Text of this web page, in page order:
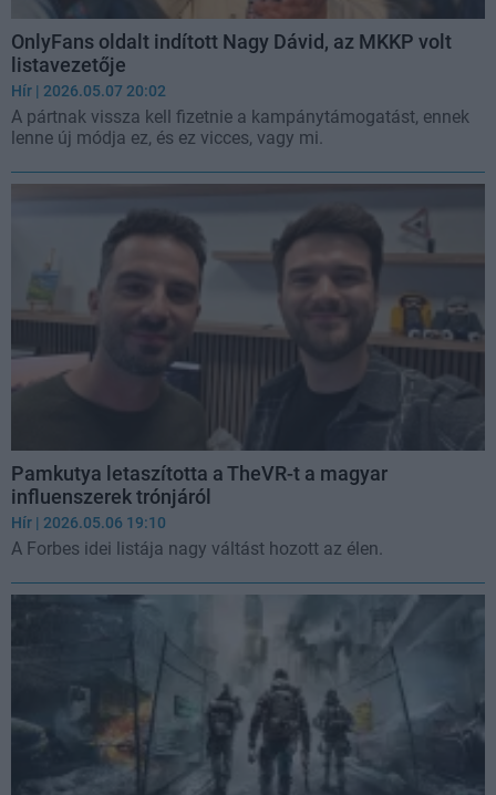
OnlyFans oldalt indított Nagy Dávid, az MKKP volt
listavezetője
Hír | 2026.05.07 20:02
A pártnak vissza kell fizetnie a kampánytámogatást, ennek
lenne új módja ez, és ez vicces, vagy mi.
Pamkutya letaszította a TheVR-t a magyar
influenszerek trónjáról
Hír | 2026.05.06 19:10
A Forbes idei listája nagy váltást hozott az élen.